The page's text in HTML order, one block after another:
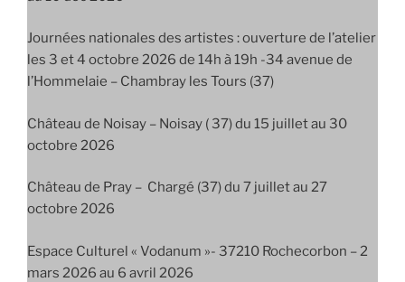
Journées nationales des artistes : ouverture de l’atelier
les 3 et 4 octobre 2026 de 14h à 19h -34 avenue de
l’Hommelaie – Chambray les Tours (37)
Château de Noisay – Noisay ( 37) du 15 juillet au 30
octobre 2026
Château de Pray – Chargé (37) du 7 juillet au 27
octobre 2026
Espace Culturel « Vodanum »- 37210 Rochecorbon – 2
mars 2026 au 6 avril 2026